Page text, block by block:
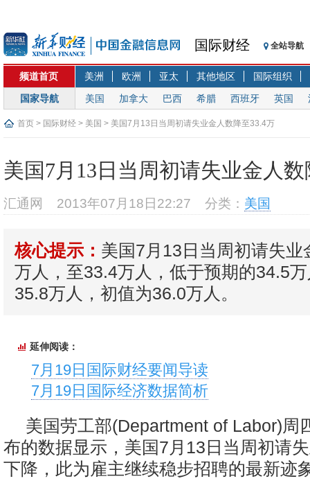
国际财经 全站导航
频道首页 美洲 欧洲 亚太 其他地区
国际组织
国家导航
美国 加拿大 巴西 希腊 西班牙 英国
首页 > 国际财经 > 美国 > 美国7月13日当周初请失业金人数降至33.4万
美国7月13日当周初请失业金人数
汇通网 2013年07月18日22:27 分类： 美国
核心提示： 美国7月13日当周初请失业
万人，至33.4万人，低于预期的34.5
35.8万人，初值为36.0万人。
延伸阅读：
7月19日国际财经要闻导读
7月19日国际经济数据简析
美国劳工部(Department of Labor)周
布的数据显示，美国7月13日当周初请
下降，此为雇主继续稳步招聘的最新迹